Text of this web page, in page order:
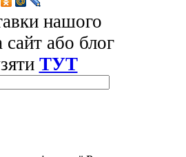
нашого
або блог
ТУТ